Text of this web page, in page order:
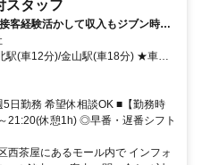
スタッフ
客経験活かして収入もジブン時間
収26万円以上♪シンプルネイル
駅(車12分)/金山駅(車18分) ★車・
有り
日勤務 希望休相談OK ■【勤務時
21:20(休憩1h) ◎早番・遅番シフト
茶屋にあるモール内で インフォ